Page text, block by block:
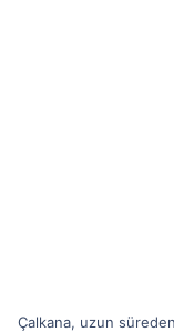
Çalkana, uzun